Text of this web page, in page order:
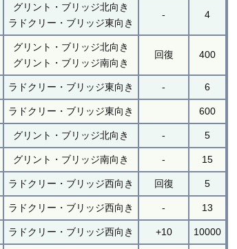
グリント・ブリッジ北向き
ラドクリー・ブリッジ東向き
- 4
グリント・ブリッジ北向き
グリント・ブリッジ南向き
回復 400
ラドクリー・ブリッジ東向き - 6
ラドクリー・ブリッジ東向き 600
グリント・ブリッジ北向き - 5
グリント・ブリッジ南向き - 15
ラドクリー・ブリッジ西向き 回復 5
ラドクリー・ブリッジ西向き - 13
ラドクリー・ブリッジ西向き +10 10000